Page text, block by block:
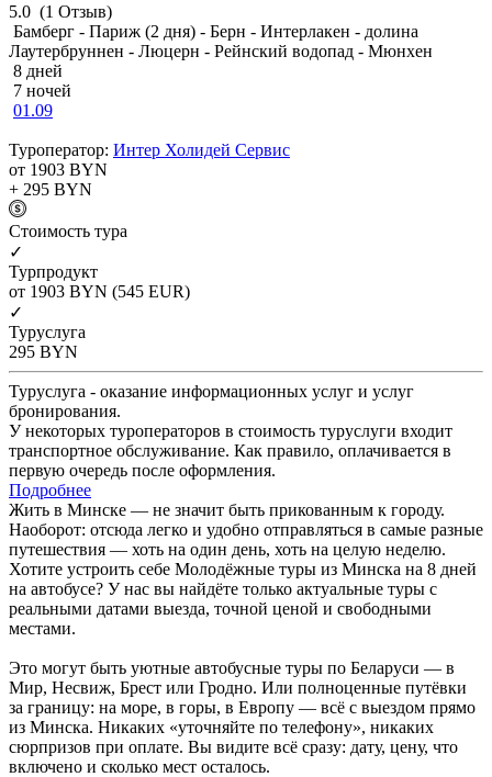
5.0 (1 Отзыв)
Бамберг - Париж (2 дня) - Берн - Интерлакен - долина
Лаутербруннен - Люцерн - Рейнский водопад - Мюнхен
8 дней
7 ночей
01.09
Туроператор: Интер Холидей Сервис
от 1903 BYN
+ 295 BYN
Cтоимость тура
✓
Турпродукт
от 1903 BYN (545 EUR)
✓
Туруслуга
295 BYN
Туруслуга - оказание информационных услуг и услуг
бронирования.
У некоторых туроператоров в стоимость туруслуги входит
транспортное обслуживание. Как правило, оплачивается в
первую очередь после оформления.
Подробнее
Жить в Минске — не значит быть прикованным к городу.
Наоборот: отсюда легко и удобно отправляться в самые разные
путешествия — хоть на один день, хоть на целую неделю.
Хотите устроить себе Молодёжные туры из Минска на 8 дней
на автобусе? У нас вы найдёте только актуальные туры с
реальными датами выезда, точной ценой и свободными
местами.
Это могут быть уютные автобусные туры по Беларуси — в
Мир, Несвиж, Брест или Гродно. Или полноценные путёвки
за границу: на море, в горы, в Европу — всё с выездом прямо
из Минска. Никаких «уточняйте по телефону», никаких
сюрпризов при оплате. Вы видите всё сразу: дату, цену, что
включено и сколько мест осталось.